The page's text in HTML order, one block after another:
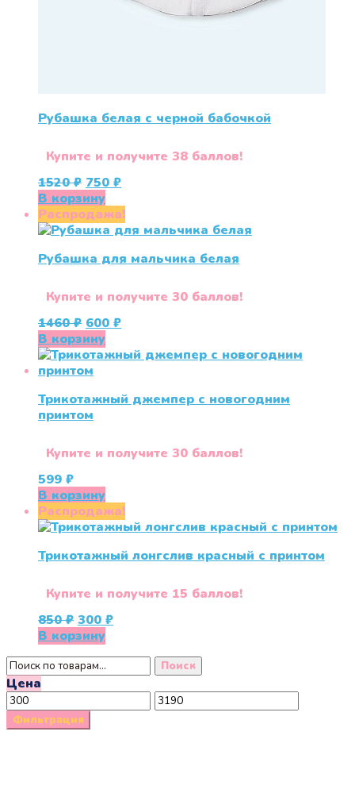
Рубашка белая с черной бабочкой
Купите и получите 38 баллов!
1520₽ Первоначальная
цена
составляла
1520 ₽.
750 ₽Текущая
750 ₽.
В корзину
Распродажа!
Рубашка для мальчика белая
Купите и получите 30 баллов!
1460₽ Первоначальная
цена
составляла
1460 ₽.
600 ₽Текущая
600 ₽.
В корзину
Трикотажный джемпер с новогодним
принтом
Купите и получите 30 баллов!
599 ₽
В корзину
Распродажа!
Трикотажный лонгслив красный с принтом
Купите и получите 15 баллов!
850₽ Первоначальная
цена
850 ₽.
300 ₽Текущая
В корзину
Искать:
Поиск
Цена
Минимальная
цена
Максимальная
цена
Фильтрация